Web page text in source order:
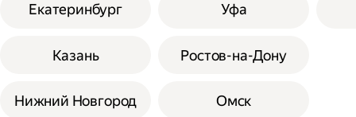
Екатеринбург
Казань
Нижний Новгород
Уфа
Ростов-на-Дону
Омск